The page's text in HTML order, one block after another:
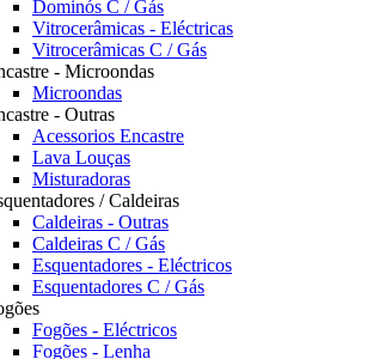
Dominós C / Gás
Vitrocerâmicas - Eléctricas
Vitrocerâmicas C / Gás
- Microondas
Microondas
- Outras
Acessorios Encastre
Lava Louças
Misturadoras
/ Caldeiras
Caldeiras - Outras
Caldeiras C / Gás
Esquentadores - Eléctricos
Esquentadores C / Gás
Fogões - Eléctricos
Fogões - Lenha